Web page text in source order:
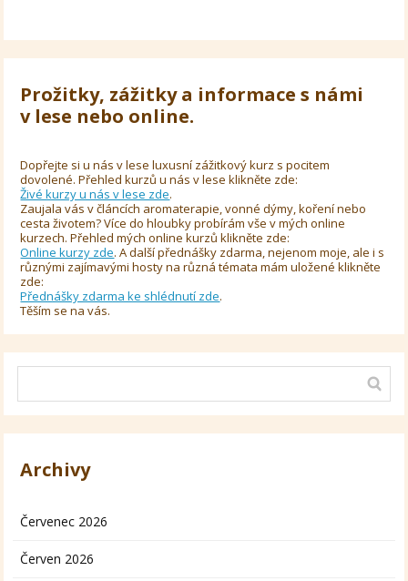
Prožitky, zážitky a informace s námi
v lese nebo online.
Dopřejte si u nás v lese luxusní zážitkový kurz s pocitem
dovolené. Přehled kurzů u nás v lese klikněte zde:
Živé kurzy u nás v lese zde.
Zaujala vás v článcích aromaterapie, vonné dýmy, koření nebo
cesta životem? Více do hloubky probírám vše v mých online
kurzech. Přehled mých online kurzů klikněte zde:
Online kurzy zde. A další přednášky zdarma, nejenom moje, ale i s
různými zajímavými hosty na různá témata mám uložené klikněte
zde:
Přednášky zdarma ke shlédnutí zde.
Těším se na vás.
Archivy
Červenec 2026
Červen 2026